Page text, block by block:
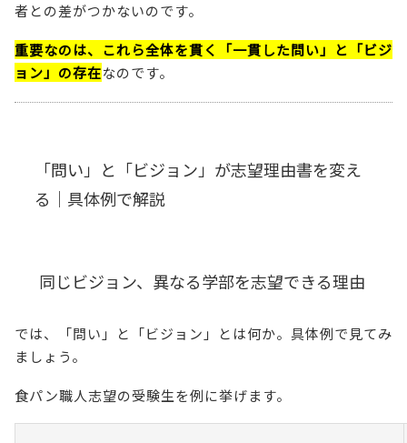
者との差がつかないのです。
重要なのは、これら全体を貫く「一貫した問い」と「ビジ
ョン」の存在なのです。
「問い」と「ビジョン」が志望理由書を変え
る｜具体例で解説
同じビジョン、異なる学部を志望できる理由
では、「問い」と「ビジョン」とは何か。具体例で見てみ
ましょう。
食パン職人志望の受験生を例に挙げます。